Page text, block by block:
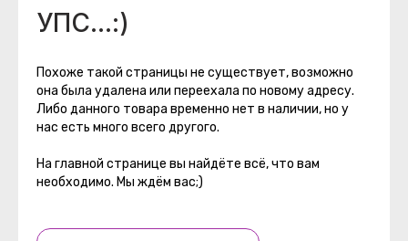
УПС...:)
Похоже такой страницы не существует, возможно
она была удалена или переехала по новому адресу.
Либо данного товара временно нет в наличии, но у
нас есть много всего другого.
На главной странице вы найдёте всё, что вам
необходимо. Мы ждём вас;)